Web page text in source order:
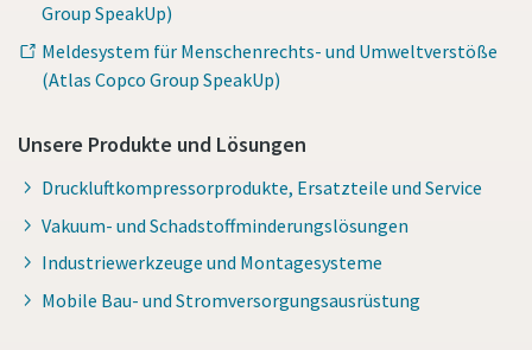
Group SpeakUp)
Meldesystem für Menschenrechts- und Umweltverstöße
(Atlas Copco Group SpeakUp)
Unsere Produkte und Lösungen
Druckluftkompressorprodukte, Ersatzteile und Service
Vakuum- und Schadstoffminderungslösungen
Industriewerkzeuge und Montagesysteme
Mobile Bau- und Stromversorgungsausrüstung